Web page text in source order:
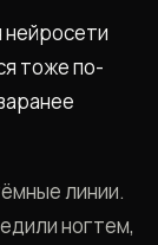
тоже по-
линии.
ногтем,